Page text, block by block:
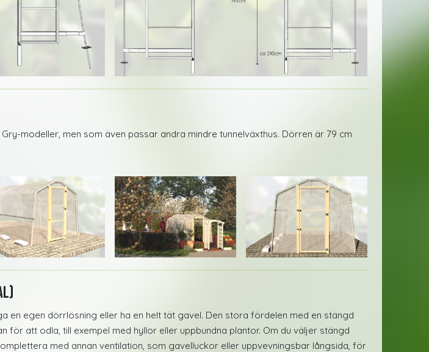
modeller, men som även passar andra mindre tunnelväxthus. Dörren är 79 cm
en egen dörrlösning eller ha en helt tät gavel. Den stora fördelen med en stängd
för att odla, till exempel med hyllor eller uppbundna plantor. Om du väljer stängd
med annan ventilation, som gavelluckor eller uppvevningsbar långsida, för